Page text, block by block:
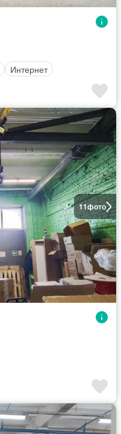
Интернет
11фото